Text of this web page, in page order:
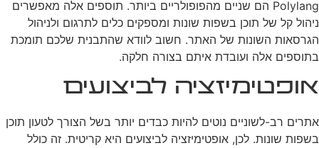
Polylang הם שניים מהפופולריים ביותר. תוספים אלה מאפשרים
ניהול קל של תוכן בשפות שונות ומספקים כלים לתרגום ולניהול
הגרסאות השונות של האתר. חשוב לוודא שהתבנית שלכם תומכת
בתוספים אלה ועובדת איתם בצורה חלקה.
אופטימיזציה לביצועים
אתרים רב-לשוניים נוטים להיות כבדים יותר בשל הצורך לטעון תוכן
בשפות שונות. לכן, אופטימיזציה לביצועים היא קריטית. זה כולל